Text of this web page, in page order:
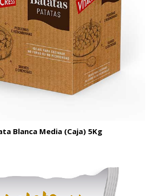
Blanca Media (Caja) 5Kg